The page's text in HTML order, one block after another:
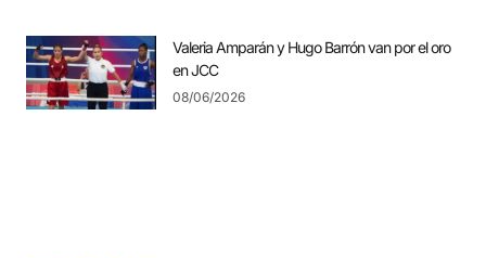
Valeria Amparán y Hugo Barrón van por el oro
en JCC
08/06/2026